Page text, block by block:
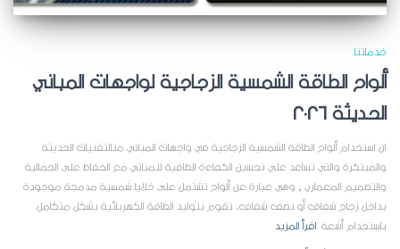
خدماتنا
ألواح الطاقة الشمسية الزجاجية لواجهات المباني
الحديثة 2026
ان استخدام ألواح الطاقة الشمسية الزجاجية في واجهات المباني منالتقنيات الحديثة
والمبتكرة والتي تساعد علي تحسين الكفاءة الطاقية للمباني مع الحفاظ على الجمالية
والتصميم المعماري , وهي عبارة عن ألواح تشتمل على خلايا شمسية مدمجة موجودة
بداخل زجاج شفاف أو نصف شفاف. تقوم بتوليد الطاقة الكهربائية بشكل متكامل
باستخدام أشعة اقرأ المزيد